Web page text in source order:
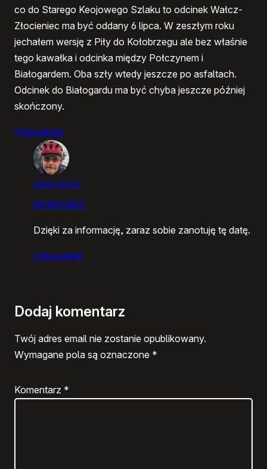
co do Starego Keojowego Szlaku to odcinek Wałcz-
Złocieniec ma być oddany 6 lipca. W zeszłym roku
jechałem wersję z Piły do Kołobrzegu ale bez właśnie
tego kawałka i odcinka między Połczynem i
Białogardem. Oba szły wtedy jeszcze po asfaltach.
Odcinek do Białogardu ma być chyba jeszcze później
skończony.
Odpowiedz
silva rerum
05/03/2025
Dzięki za informację, zaraz sobie zanotuję tę datę.
Odpowiedz
Dodaj komentarz
Twój adres email nie zostanie opublikowany.
Wymagane pola są oznaczone *
Komentarz *